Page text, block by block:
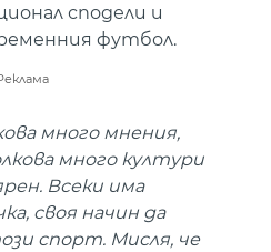
сподели и
футбол.
много мнения,
много култури
Всеки има
своя начин да
спорт. Мисля, че